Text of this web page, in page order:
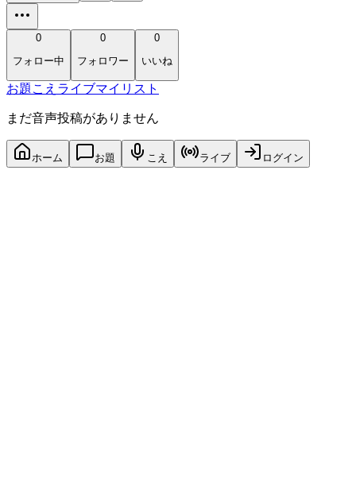
0
フォロー中
0
フォロワー
0
いいね
お題 こえ ライブマイリスト
まだ音声投稿がありません
ホーム お題 こえ ライブ ログイン